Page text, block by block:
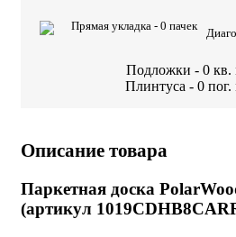
Прямая укладка - 0 пачек
Подложки - 0 кв.
Плинтуса - 0 пог.
Описание товара
Паркетная доска
(артикул